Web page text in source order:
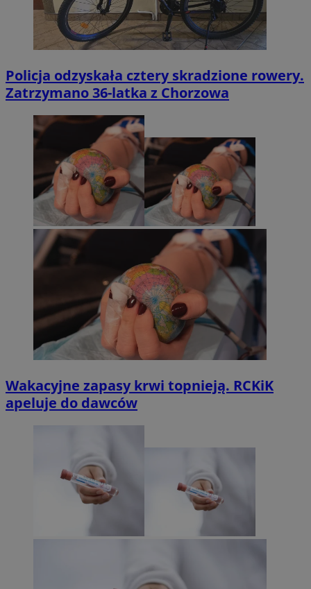
Policja odzyskała cztery skradzione rowery.
Zatrzymano 36-latka z Chorzowa
Wakacyjne zapasy krwi topnieją. RCKiK
apeluje do dawców